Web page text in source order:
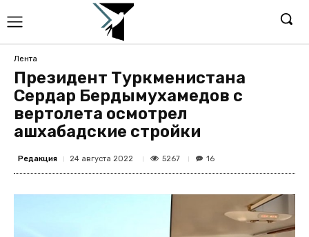
Лента
Президент Туркменистана
Сердар Бердымухамедов с
вертолета осмотрел
ашхабадские стройки
Редакция 24 августа 2022 5267 16